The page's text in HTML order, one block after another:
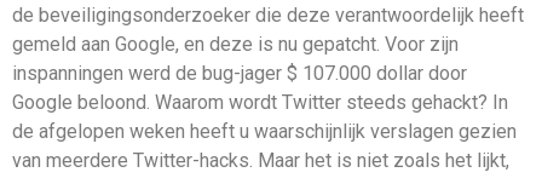
de beveiligingsonderzoeker die deze verantwoordelijk heeft
gemeld aan Google, en deze is nu gepatcht. Voor zijn
inspanningen werd de bug-jager $ 107.000 dollar door
Google beloond. Waarom wordt Twitter steeds gehackt? In
de afgelopen weken heeft u waarschijnlijk verslagen gezien
van meerdere Twitter-hacks. Maar het is niet zoals het lijkt,